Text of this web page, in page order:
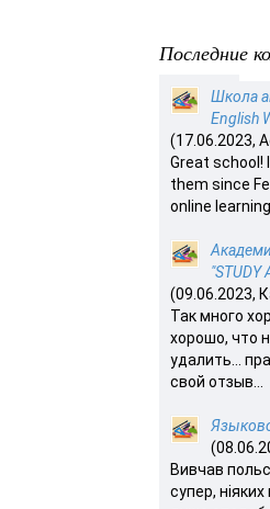
Последние
Школа
English
(17.06.2023,
Great school!
them since
online learning.
"STUDY
(09.06.2023,
Так много
хорошо, что
удалить…
свой отзыв...
Вивчав
супер,